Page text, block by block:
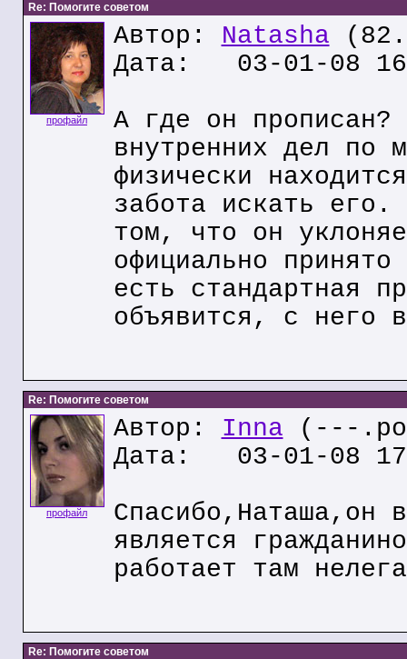
Re: Помогите советом
профайл
Автор: Natasha
Дата: 03-01-08
А где он прописан?
внутренних дел по
физически
забота искать
том, что он
официально
есть стандартная
объявится, с него
Re: Помогите советом
профайл
Автор: Inna (---
Дата: 03-01-08
Спасибо,Наташа,он
является
работает там
Re: Помогите советом